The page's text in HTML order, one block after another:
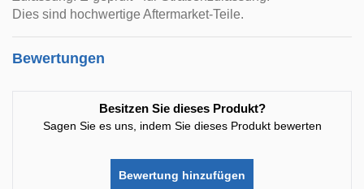
Dies sind hochwertige Aftermarket-Teile.
Bewertungen
Besitzen Sie dieses Produkt?
Sagen Sie es uns, indem Sie dieses Produkt bewerten
Bewertung hinzufügen